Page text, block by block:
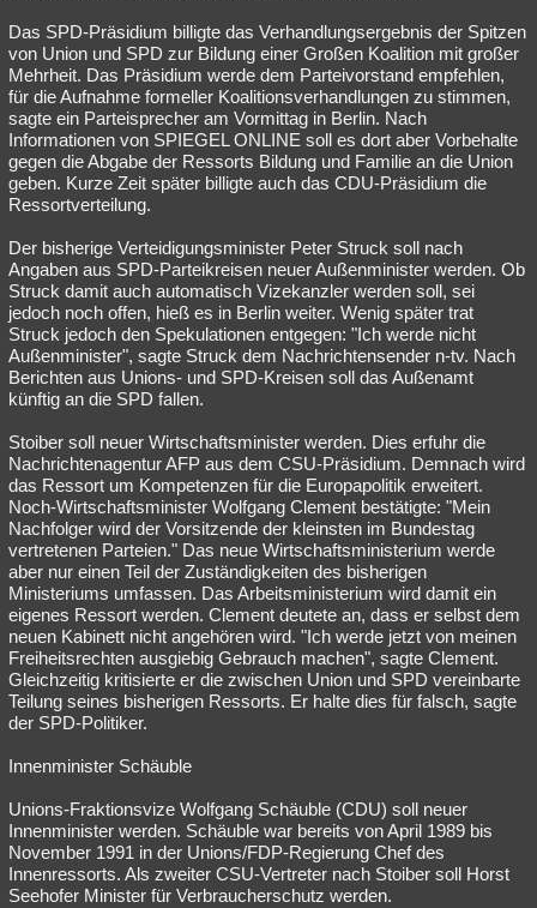
Das SPD-Präsidium billigte das Verhandlungsergebnis der Spitzen
von Union und SPD zur Bildung einer Großen Koalition mit großer
Mehrheit. Das Präsidium werde dem Parteivorstand empfehlen,
für die Aufnahme formeller Koalitionsverhandlungen zu stimmen,
sagte ein Parteisprecher am Vormittag in Berlin. Nach
Informationen von SPIEGEL ONLINE soll es dort aber Vorbehalte
gegen die Abgabe der Ressorts Bildung und Familie an die Union
geben. Kurze Zeit später billigte auch das CDU-Präsidium die
Ressortverteilung.
Der bisherige Verteidigungsminister Peter Struck soll nach
Angaben aus SPD-Parteikreisen neuer Außenminister werden. Ob
Struck damit auch automatisch Vizekanzler werden soll, sei
jedoch noch offen, hieß es in Berlin weiter. Wenig später trat
Struck jedoch den Spekulationen entgegen: "Ich werde nicht
Außenminister", sagte Struck dem Nachrichtensender n-tv. Nach
Berichten aus Unions- und SPD-Kreisen soll das Außenamt
künftig an die SPD fallen.
Stoiber soll neuer Wirtschaftsminister werden. Dies erfuhr die
Nachrichtenagentur AFP aus dem CSU-Präsidium. Demnach wird
das Ressort um Kompetenzen für die Europapolitik erweitert.
Noch-Wirtschaftsminister Wolfgang Clement bestätigte: "Mein
Nachfolger wird der Vorsitzende der kleinsten im Bundestag
vertretenen Parteien." Das neue Wirtschaftsministerium werde
aber nur einen Teil der Zuständigkeiten des bisherigen
Ministeriums umfassen. Das Arbeitsministerium wird damit ein
eigenes Ressort werden. Clement deutete an, dass er selbst dem
neuen Kabinett nicht angehören wird. "Ich werde jetzt von meinen
Freiheitsrechten ausgiebig Gebrauch machen", sagte Clement.
Gleichzeitig kritisierte er die zwischen Union und SPD vereinbarte
Teilung seines bisherigen Ressorts. Er halte dies für falsch, sagte
der SPD-Politiker.
Innenminister Schäuble
Unions-Fraktionsvize Wolfgang Schäuble (CDU) soll neuer
Innenminister werden. Schäuble war bereits von April 1989 bis
November 1991 in der Unions/FDP-Regierung Chef des
Innenressorts. Als zweiter CSU-Vertreter nach Stoiber soll Horst
Seehofer Minister für Verbraucherschutz werden.